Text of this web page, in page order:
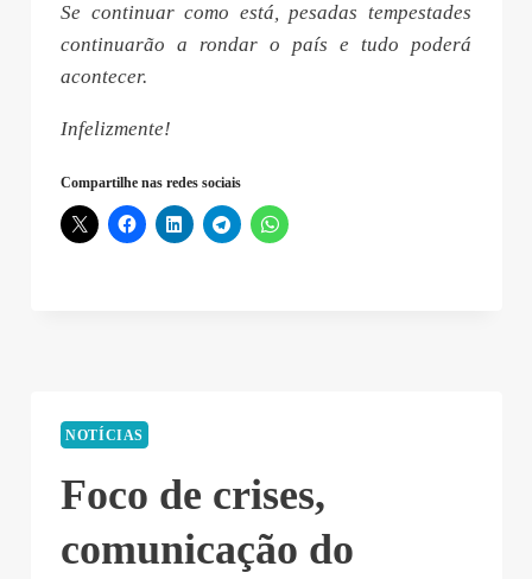
Se continuar como está, pesadas tempestades
continuarão a rondar o país e tudo poderá
acontecer.
Infelizmente!
Compartilhe nas redes sociais
NOTÍCIAS
Foco de crises,
comunicação do